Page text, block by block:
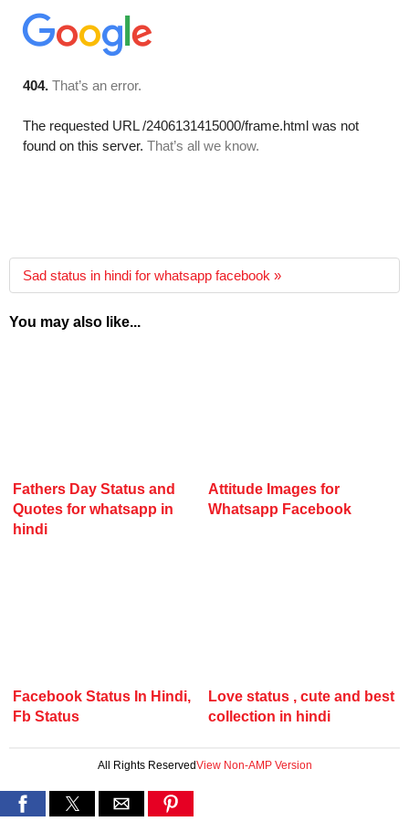
Sad status in hindi for whatsapp facebook »
You may also like...
Fathers Day Status and
Quotes for whatsapp in
hindi
Attitude Images for
Whatsapp Facebook
Facebook Status In Hindi,
Fb Status
Love status , cute and best
collection in hindi
All Rights ReservedView Non-AMP Version